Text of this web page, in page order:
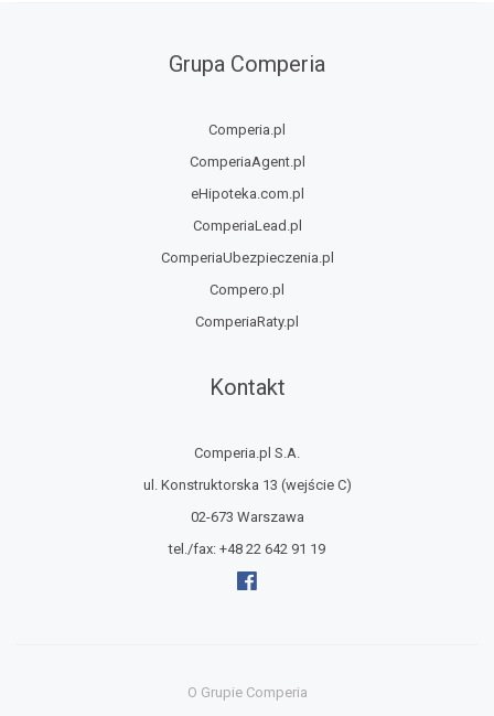
Grupa Comperia
Comperia.pl
ComperiaAgent.pl
eHipoteka.com.pl
ComperiaLead.pl
ComperiaUbezpieczenia.pl
Compero.pl
ComperiaRaty.pl
Kontakt
Comperia.pl S.A.
ul. Konstruktorska 13 (wejście C)
02-673 Warszawa
tel./fax: +48 22 642 91 19
O Grupie Comperia